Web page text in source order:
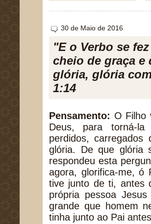
30 de Maio de 2016
"E o Verbo se
cheio de graça e
glória, glória
1:14
Pensamento: O Filho
Deus, para torná-
perdidos,
glória. De que glória
respondeu esta
agora, glorifica-me, ó
tive junto de ti, antes
própria pessoa
grande que homem
tinha junto ao Pai